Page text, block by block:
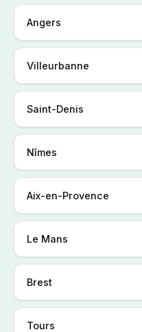
Angers
Villeurbanne
Saint-Denis
Nîmes
Aix-en-Provence
Le Mans
Brest
Tours